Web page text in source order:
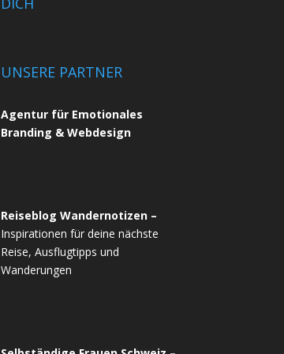
UNSERE PARTNER
Agentur für Emotionales
Branding & Webdesign
Reiseblog Wandernotizen –
Inspirationen für deine nächste
Reise, Ausflugtipps und
Wanderungen